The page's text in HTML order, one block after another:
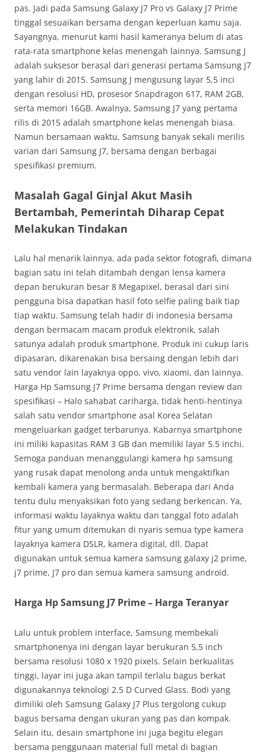
pas. Jadi pada Samsung Galaxy J7 Pro vs Galaxy J7 Prime
tinggal sesuaikan bersama dengan keperluan kamu saja.
Sayangnya, menurut kami hasil kameranya belum di atas
rata-rata smartphone kelas menengah lainnya. Samsung J
adalah suksesor berasal dari generasi pertama Samsung J7
yang lahir di 2015. Samsung J mengusung layar 5,5 inci
dengan resolusi HD, prosesor Snapdragon 617, RAM 2GB,
serta memori 16GB. Awalnya, Samsung J7 yang pertama
rilis di 2015 adalah smartphone kelas menengah biasa.
Namun bersamaan waktu, Samsung banyak sekali merilis
varian dari Samsung J7, bersama dengan berbagai
spesifikasi premium.
Masalah Gagal Ginjal Akut Masih
Bertambah, Pemerintah Diharap Cepat
Melakukan Tindakan
Lalu hal menarik lainnya, ada pada sektor fotografi, dimana
bagian satu ini telah ditambah dengan lensa kamera
depan berukuran besar 8 Megapixel, berasal dari sini
pengguna bisa dapatkan hasil foto selfie paling baik tiap
tiap waktu. Samsung telah hadir di indonesia bersama
dengan bermacam macam produk elektronik, salah
satunya adalah produk smartphone. Produk ini cukup laris
dipasaran, dikarenakan bisa bersaing dengan lebih dari
satu vendor lain layaknya oppo, vivo, xiaomi, dan lainnya.
Harga Hp Samsung J7 Prime bersama dengan review dan
spesifikasi – Halo sahabat cariharga, tidak henti-hentinya
salah satu vendor smartphone asal Korea Selatan
mengeluarkan gadget terbarunya. Kabarnya smartphone
ini miliki kapasitas RAM 3 GB dan memiliki layar 5.5 inchi.
Semoga panduan menanggulangi kamera hp samsung
yang rusak dapat menolong anda untuk mengaktifkan
kembali kamera yang bermasalah. Beberapa dari Anda
tentu dulu menyaksikan foto yang sedang berkencan. Ya,
informasi waktu layaknya waktu dan tanggal foto adalah
fitur yang umum ditemukan di nyaris semua type kamera
layaknya kamera DSLR, kamera digital, dll. Dapat
digunakan untuk semua kamera samsung galaxy j2 prime,
j7 prime, J7 pro dan semua kamera samsung android.
Harga Hp Samsung J7 Prime – Harga Teranyar
Lalu untuk problem interface, Samsung membekali
smartphonenya ini dengan layar berukuran 5,5 inch
bersama resolusi 1080 x 1920 pixels. Selain berkualitas
tinggi, layar ini juga akan tampil terlalu bagus berkat
digunakannya teknologi 2.5 D Curved Glass. Bodi yang
dimiliki oleh Samsung Galaxy J7 Plus tergolong cukup
bagus bersama dengan ukuran yang pas dan kompak.
Selain itu, desain smartphone ini juga begitu elegan
bersama penggunaan material full metal di bagian